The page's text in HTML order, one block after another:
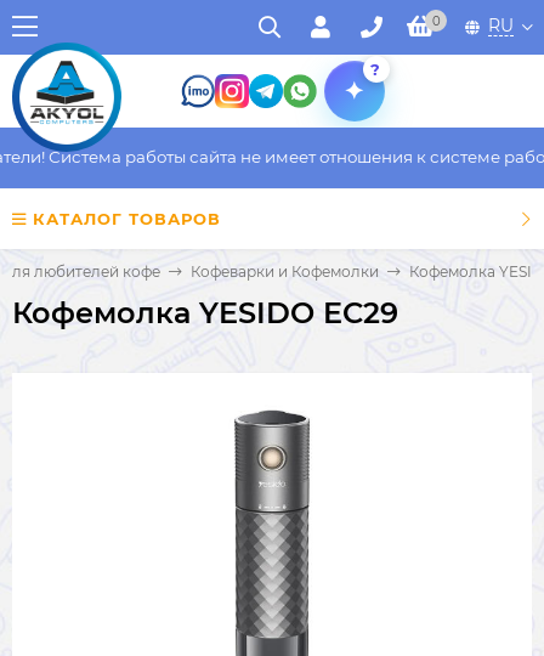
0 RU
?
Система работы сайта не имеет отношения к системе
КАТАЛОГ ТОВАРОВ
Для любителей кофе Кофеварки и Кофемолки Кофемолка
Кофемолка YESIDO EC29